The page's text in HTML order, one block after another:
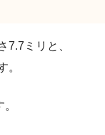
7.7ミリと、
。